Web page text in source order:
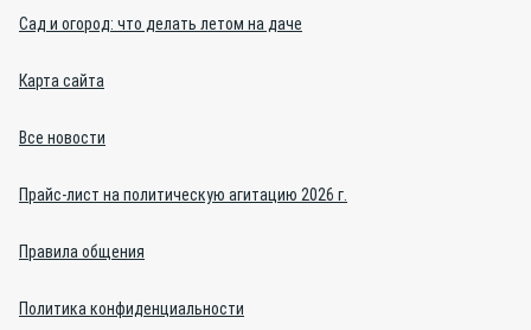
Сад и огород: что делать летом на даче
Карта сайта
Все новости
Прайс-лист на политическую агитацию 2026 г.
Правила общения
Политика конфиденциальности